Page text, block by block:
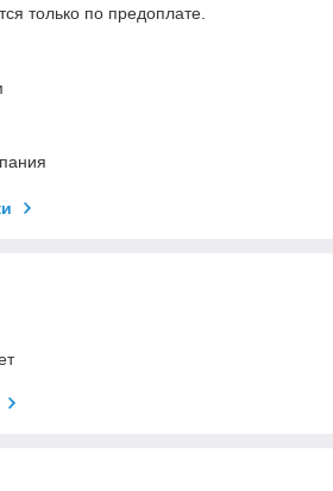
только по предоплате.